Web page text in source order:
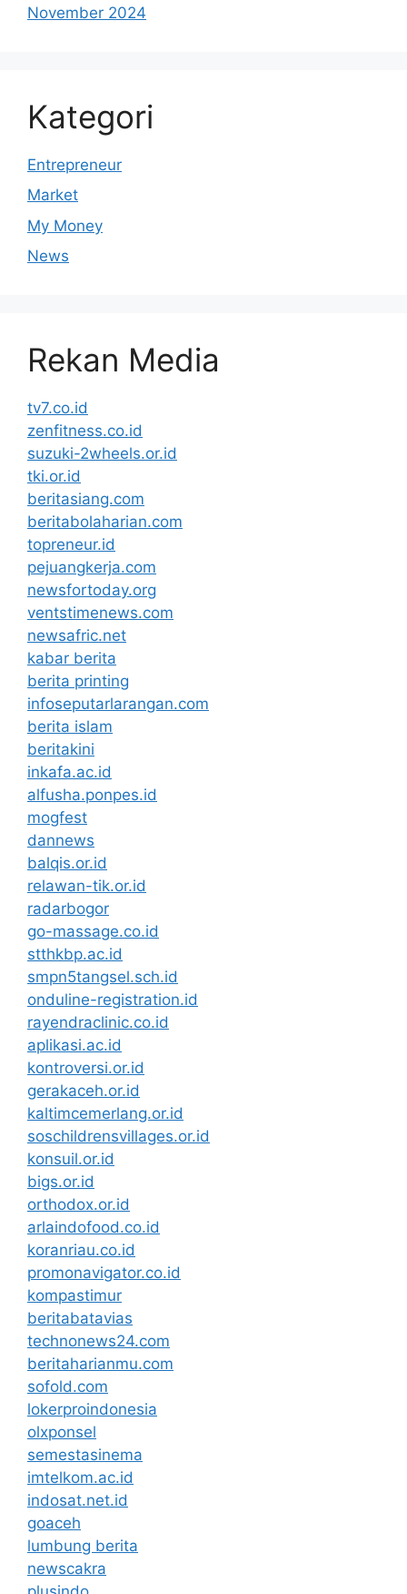
November 2024
Kategori
Entrepreneur
Market
My Money
News
Rekan Media
tv7.co.id
zenfitness.co.id
suzuki-2wheels.or.id
tki.or.id
beritasiang.com
beritabolaharian.com
topreneur.id
pejuangkerja.com
newsfortoday.org
ventstimenews.com
newsafric.net
kabar berita
berita printing
infoseputarlarangan.com
berita islam
beritakini
inkafa.ac.id
alfusha.ponpes.id
mogfest
dannews
balqis.or.id
relawan-tik.or.id
radarbogor
go-massage.co.id
stthkbp.ac.id
smpn5tangsel.sch.id
onduline-registration.id
rayendraclinic.co.id
aplikasi.ac.id
kontroversi.or.id
gerakaceh.or.id
kaltimcemerlang.or.id
soschildrensvillages.or.id
konsuil.or.id
bigs.or.id
orthodox.or.id
arlaindofood.co.id
koranriau.co.id
promonavigator.co.id
kompastimur
beritabatavias
technonews24.com
beritaharianmu.com
sofold.com
lokerproindonesia
olxponsel
semestasinema
imtelkom.ac.id
indosat.net.id
goaceh
lumbung berita
newscakra